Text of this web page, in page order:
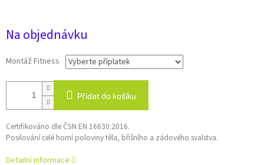
Na objednávku
Montáž Fitness
Přidat do košíku
Certifikováno dle ČSN EN 16630:2016.
Posilování celé horní poloviny těla, břišního a zádového svalstva.
Detailní informace